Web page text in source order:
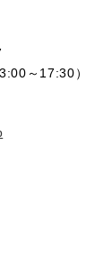
～17:30）